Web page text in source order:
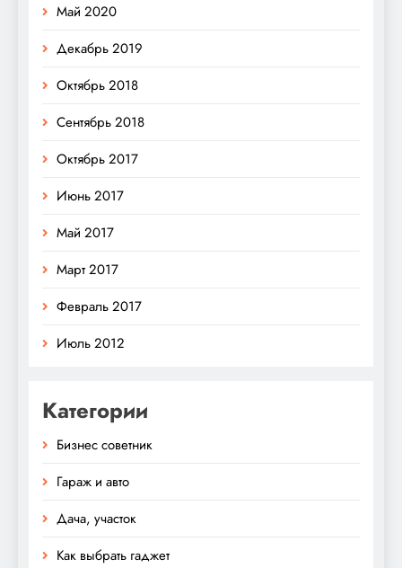
Май 2020
Декабрь 2019
Октябрь 2018
Сентябрь 2018
Октябрь 2017
Июнь 2017
Май 2017
Март 2017
Февраль 2017
Июль 2012
Категории
Бизнес советник
Гараж и авто
Дача, участок
Как выбрать гаджет